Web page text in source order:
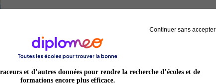
Chef de projet
Continuer sans accepter
et d’autres données pour rendre la recherche d’écoles et de
formations encore plus efficace.